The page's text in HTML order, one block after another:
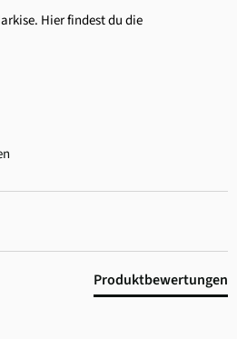
Hier findest du die
Produktbewertungen